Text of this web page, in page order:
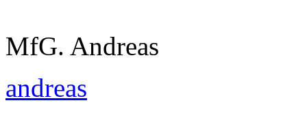
MfG. Andreas
andreas